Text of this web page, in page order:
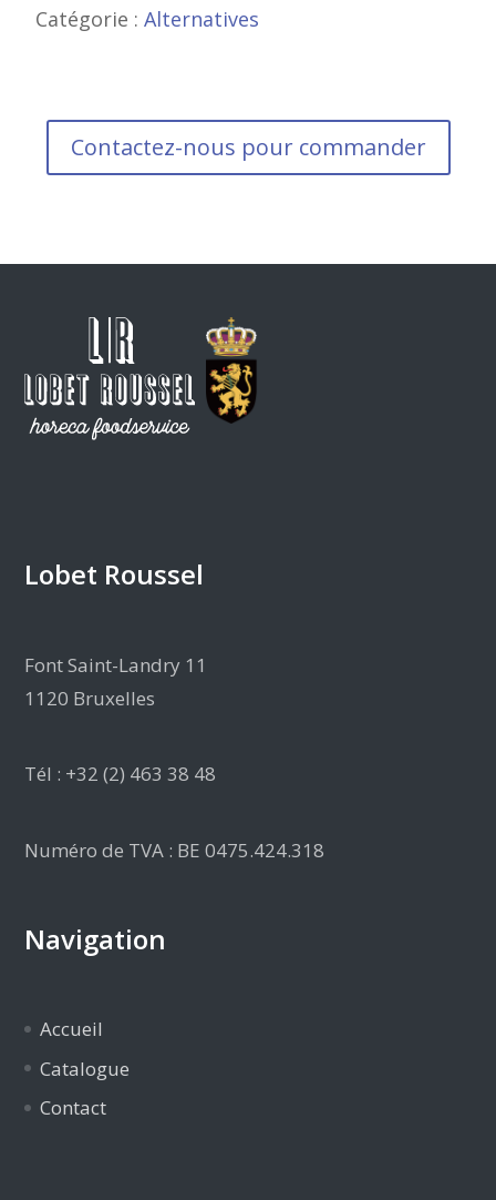
Catégorie :Alternatives
Contactez-nous pour commander
Lobet Roussel
Font Saint-Landry 11
1120 Bruxelles
Tél : +32 (2) 463 38 48
Numéro de TVA : BE 0475.424.318
Navigation
Accueil
Catalogue
Contact